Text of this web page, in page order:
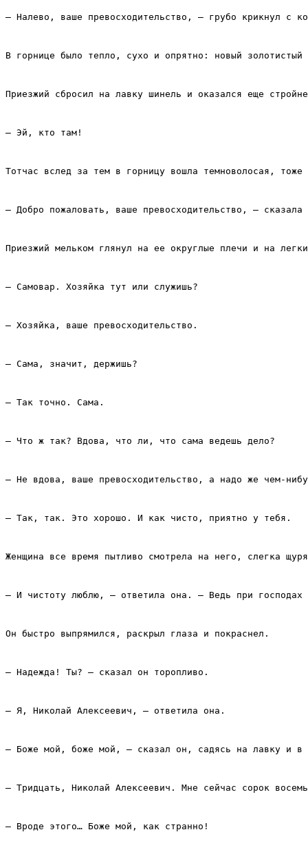
– Налево, ваше превосходительство, – грубо крикнул
В горнице было тепло, сухо и опрятно: новый
Приезжий сбросил на лавку шинель и оказался еще
– Эй, кто там!
Тотчас вслед за тем в горницу вошла темноволосая,
– Добро пожаловать, ваше превосходительство, –
Приезжий мельком глянул на ее округлые плечи и на
– Самовар. Хозяйка тут или служишь?
– Хозяйка, ваше превосходительство.
– Сама, значит, держишь?
– Так точно. Сама.
– Что ж так? Вдова, что ли, что сама ведешь дело?
– Не вдова, ваше превосходительство, а надо же
– Так, так. Это хорошо. И как чисто, приятно у тебя.
Женщина все время пытливо смотрела на него, слегка
– И чистоту люблю, – ответила она. – Ведь при
Он быстро выпрямился, раскрыл глаза и покраснел.
– Надежда! Ты? – сказал он торопливо.
– Я, Николай Алексеевич, – ответила она.
– Боже мой, боже мой, – сказал он, садясь на лавку и в
– Тридцать, Николай Алексеевич. Мне сейчас сорок
– Вроде этого… Боже мой, как странно!